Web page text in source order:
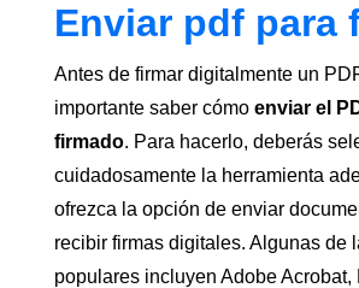
Enviar pdf para
Antes de firmar digitalmente un
importante saber cómo enviar el
firmado. Para hacerlo, deberás
cuidadosamente la herramienta
ofrezca la opción de enviar
recibir firmas digitales. Algunas de
populares incluyen Adobe Acrobat,